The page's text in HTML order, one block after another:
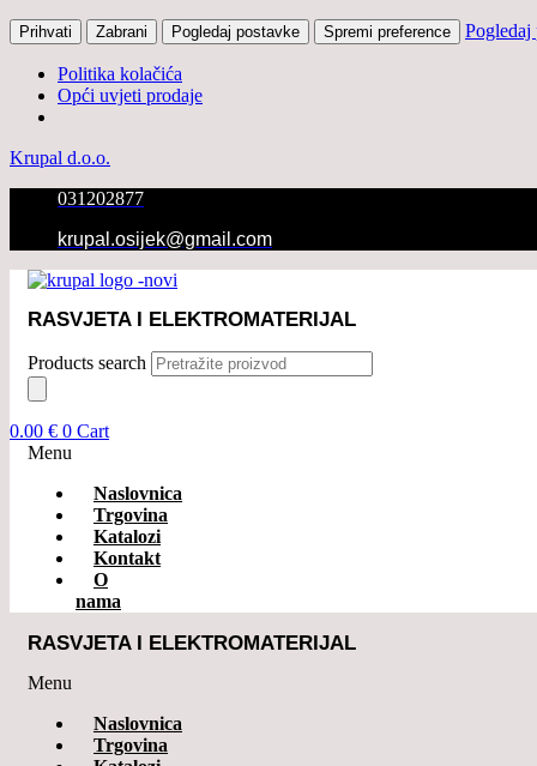
Prihvati Zabrani Pogledaj postavke Spremi preference Pogledaj
Politika kolačića
Opći uvjeti prodaje
Krupal d.o.o.
031202877
krupal.osijek@gmail.com
RASVJETA I ELEKTROMATERIJAL
Products search
0.00 € 0 Cart
Menu
Naslovnica
Trgovina
Katalozi
Kontakt
O
nama
RASVJETA I ELEKTROMATERIJAL
Menu
Naslovnica
Trgovina